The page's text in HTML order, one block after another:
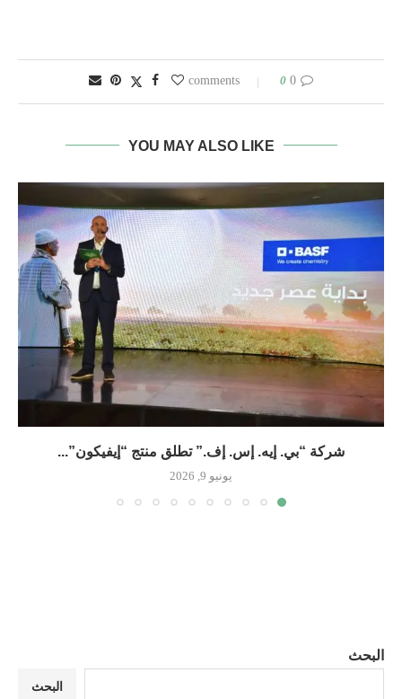
0 comments
0
YOU MAY ALSO LIKE
شركة “بي. إيه. إس. إف.” تطلق منتج “إيفيكون”...
يونيو 9, 2026
البحث
البحث